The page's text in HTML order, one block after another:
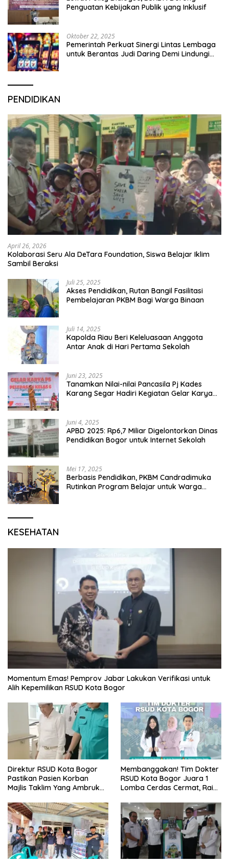
Penguatan Kebijakan Publik yang Inklusif
Oktober 22, 2025
Pemerintah Perkuat Sinergi Lintas Lembaga
untuk Berantas Judi Daring Demi Lindungi
PENDIDIKAN
April 26, 2026
Kolaborasi Seru Ala DeTara Foundation, Siswa Belajar Iklim
Sambil Beraksi
Juli 25, 2025
Akses Pendidikan, Rutan Bangil Fasilitasi
Pembelajaran PKBM Bagi Warga Binaan
Juli 14, 2025
Kapolda Riau Beri Keleluasaan Anggota
Antar Anak di Hari Pertama Sekolah
Juni 23, 2025
Tanamkan Nilai-nilai Pancasila Pj Kades
Karang Segar Hadiri Kegiatan Gelar Karya
Juni 4, 2025
APBD 2025: Rp6,7 Miliar Digelontorkan Dinas
Pendidikan Bogor untuk Internet Sekolah
Mei 17, 2025
Berbasis Pendidikan, PKBM Candradimuka
Rutinkan Program Belajar untuk Warga
KESEHATAN
Momentum Emas! Pemprov Jabar Lakukan Verifikasi untuk
Alih Kepemilikan RSUD Kota Bogor
Direktur RSUD Kota Bogor
Pastikan Pasien Korban
Majlis Taklim Yang Ambruk
Perawatan Maksimal
Membanggakan! Tim Dokter
RSUD Kota Bogor Juara 1
Lomba Cerdas Cermat, Raih
Se-Bogor